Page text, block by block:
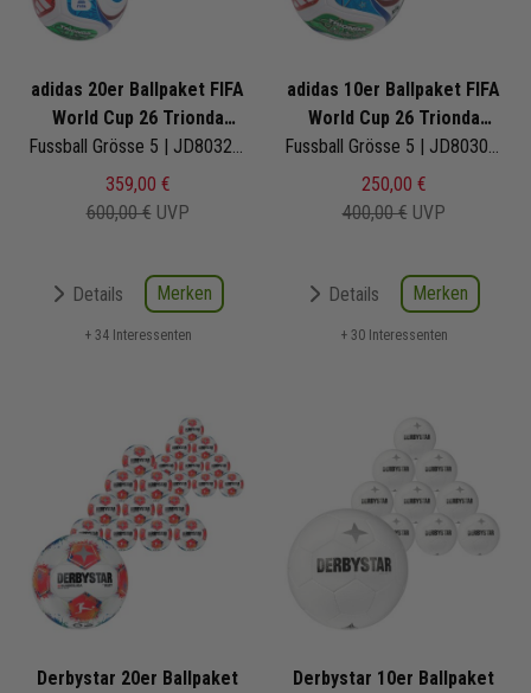
adidas 20er Ballpaket FIFA
World Cup 26 Trionda
Training
Fussball Grösse 5 | JD8032 | Fußbälle Set 20-teilig
359,00 €
600,00 € UVP
Details Merken
+ 34 Interessenten
adidas 10er Ballpaket FIFA
World Cup 26 Trionda
League
Fussball Grösse 5 | JD8030 | Fußbälle Set 10-teilig
250,00 €
400,00 € UVP
Details Merken
+ 30 Interessenten
Derbystar 20er Ballpaket
Derbystar 10er Ballpaket